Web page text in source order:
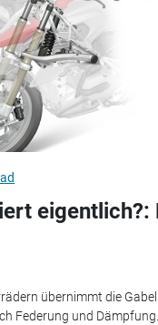
eigentlich?:
übernimmt die
Federung und